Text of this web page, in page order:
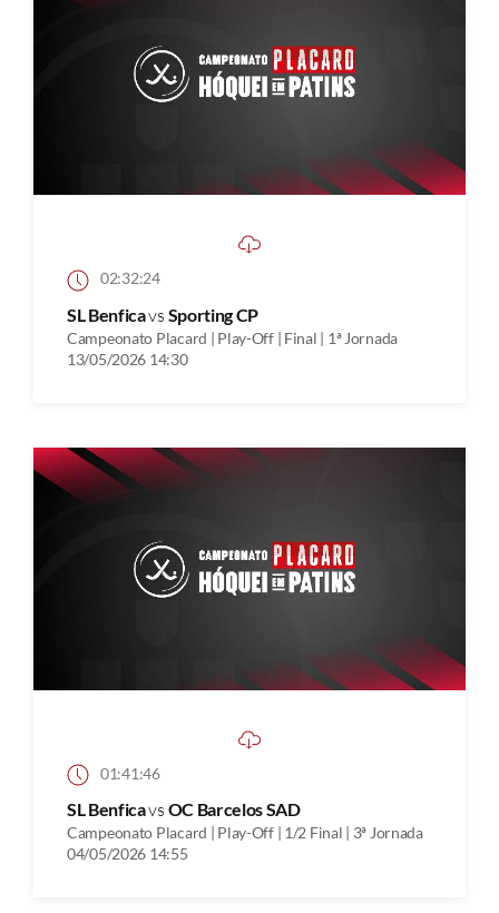
02:32:24
SL Benficavs Sporting CP
Campeonato Placard | Play-Off | Final | 1ª Jornada
13/05/2026 14:30
01:41:46
SL Benficavs OC Barcelos SAD
Campeonato Placard | Play-Off | 1/2 Final | 3ª Jornada
04/05/2026 14:55